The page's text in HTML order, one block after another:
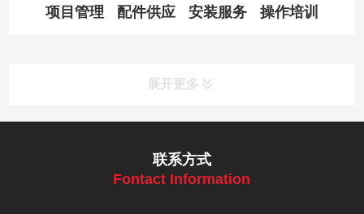
项目管理 配件供应 安装服务 操作培训
展开更多
联系方式
Fontact Information